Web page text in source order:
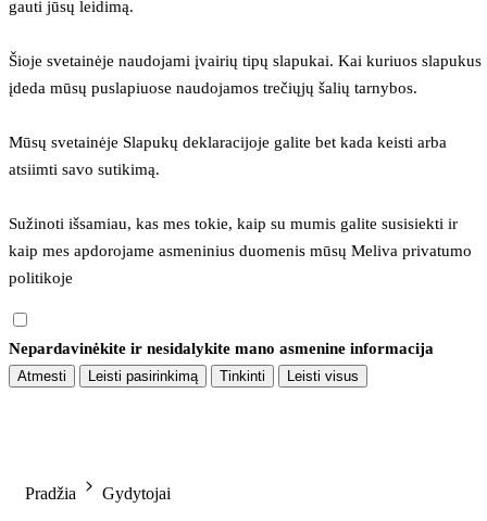
gauti jūsų leidimą.
Šioje svetainėje naudojami įvairių tipų slapukai. Kai kuriuos slapukus
įdeda mūsų puslapiuose naudojamos trečiųjų šalių tarnybos.
Mūsų svetainėje Slapukų deklaracijoje galite bet kada keisti arba
atsiimti savo sutikimą.
Sužinoti išsamiau, kas mes tokie, kaip su mumis galite susisiekti ir
kaip mes apdorojame asmeninius duomenis mūsų Meliva privatumo
politikoje
Nepardavinėkite ir nesidalykite mano asmenine informacija
Atmesti Leisti pasirinkimą Tinkinti Leisti visus
Pradžia Gydytojai